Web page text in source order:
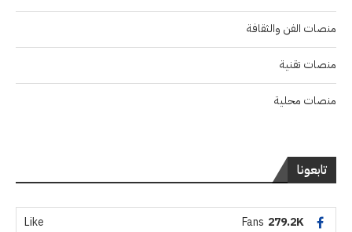
منصات الفن والثقافة
منصات تقنية
منصات محلية
تابعونا
279.2K
Fans
Like